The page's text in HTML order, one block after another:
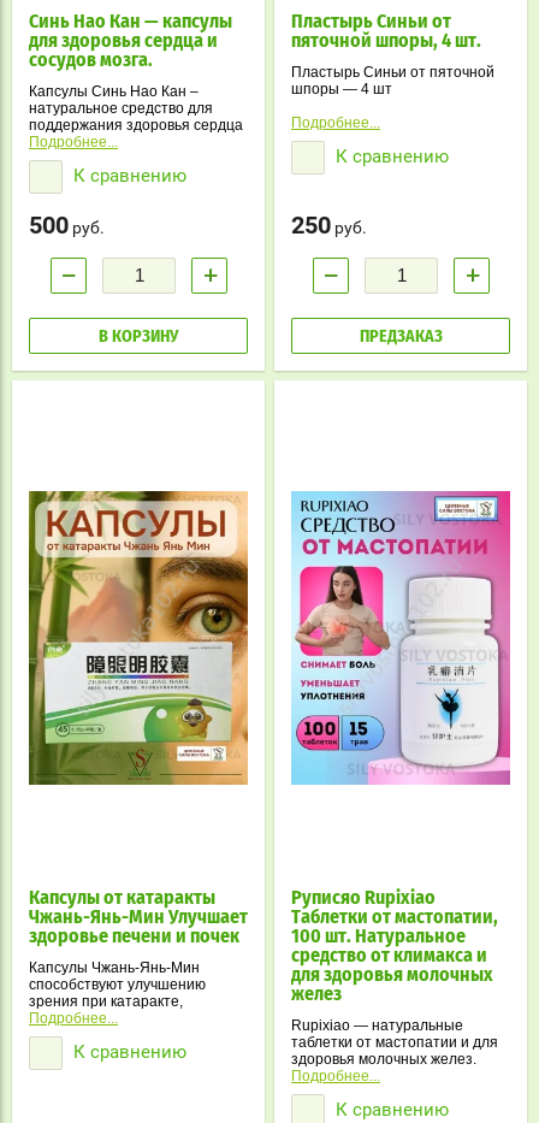
Синь Нао Кан — капсулы
для здоровья сердца и
сосудов мозга.
Капсулы Синь Нао Кан –
натуральное средство для
поддержания здоровья сердца
и сосудов мозга. Улучшает
кровообращение, снижает
уровень холестерина,
нормализует артериальное
головных болях, шуме в ушах,
Подробнее...
К сравнению
500 руб.
− +
В КОРЗИНУ
Пластырь Синьи от
пяточной шпоры, 4 шт.
Пластырь Синьи от пяточной
шпоры — 4 шт
Подробнее...
К сравнению
250 руб.
− +
ПРЕДЗАКАЗ
Капсулы от катаракты
Чжань-Янь-Мин Улучшает
здоровье печени и почек
Капсулы Чжань-Янь-Мин
способствуют улучшению
зрения при катаракте,
укрепляют печень и почки,
обеспечивая естественную
поддержку глаз изнутри.
Подробнее...
К сравнению
Руписяо Rupixiao
Таблетки от мастопатии,
100 шт. Натуральное
средство от климакса и
для здоровья молочных
желез
Rupixiao — натуральные
таблетки от мастопатии и для
здоровья молочных желез.
Улучшают гормональный
баланс, снимают боль и
воспаление.
Подробнее...
К сравнению